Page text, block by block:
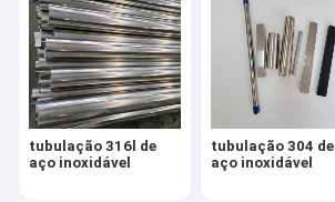
Tubulação da liga de alumínio
Folha da liga de alumínio
Bobina da liga de alumínio
encaixes de aço inoxidável
tubulação 316l de
aço inoxidável
tubulação 304 de
aço inoxidável